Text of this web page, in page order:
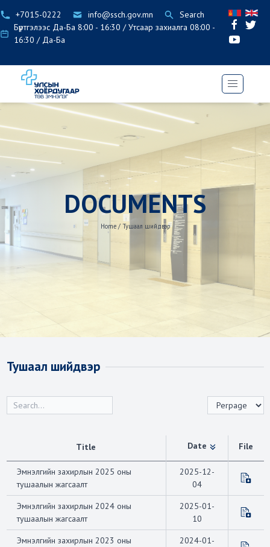
+7015-0222 info@ssch.gov.mn
Search
Бүртгэлээс Да-Ба 8:00 - 16:30 / Утсаар захиалга 08:00 -
16:30 / Да-Ба
DOCUMENTS
Home / Тушаал шийдвэр
Тушаал шийдвэр
Title Date File
Эмнэлгийн захирлын 2025 оны
тушаалын жагсаалт
2025-12-
04
Эмнэлгийн захирлын 2024 оны
тушаалын жагсаалт
2025-01-
10
Эмнэлгийн захирлын 2023 оны
2024-01-